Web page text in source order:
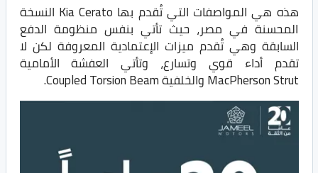
هذه هي المواصفات التي تُقدم بها Kia Cerato النسخة
المحسنة في مصر، حيث تأتي بنفس منظومة الدفع
السابقة وهي تُقدم ميزات الإعتمادية المعروفة لكن لا
تقدم أداء قوي وتسارع، وتأتي العفشة الأمامية
MacPherson Strut والخلفية Coupled Torsion Beam.